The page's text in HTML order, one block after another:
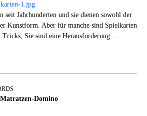
seit Jahrhunderten und sie dienen sowohl der
Kunstform. Aber für manche sind Spielkarten
Sie sind eine Herausforderung ...
Domino